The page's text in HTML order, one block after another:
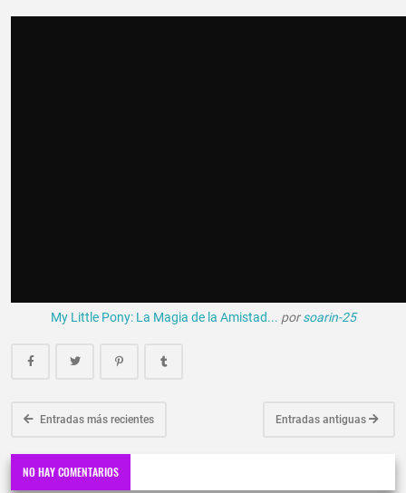
My Little Pony: La Magia de la Amistad... porsoarin-25
Entradas más recientes Entradas antiguas
NO HAY COMENTARIOS